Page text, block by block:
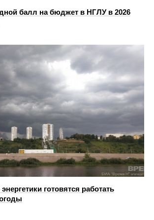
балл на бюджет в НГЛУ в 2026
готовятся работать